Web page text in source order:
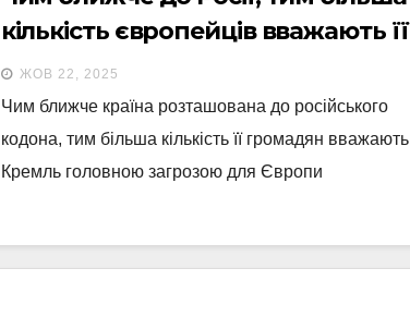
кількість європейців вважають її
головною загрозою
ЖОВ 22, 2025
Чим ближче країна розташована до російського
кодона, тим більша кількість її громадян вважають
Кремль головною загрозою для Європи